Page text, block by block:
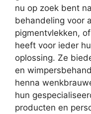
nu op zoek bent
behandeling voor
pigmentvlekken,
heeft voor ieder
oplossing. Ze
en
henna
hun
producten en